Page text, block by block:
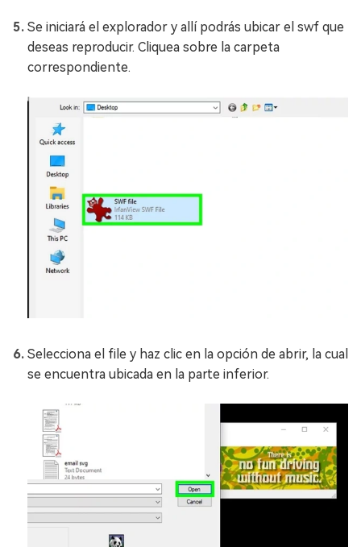
Se iniciará el explorador y allí podrás ubicar el swf que
deseas reproducir. Cliquea sobre la carpeta
correspondiente.
Selecciona el file y haz clic en la opción de abrir, la cual
se encuentra ubicada en la parte inferior.